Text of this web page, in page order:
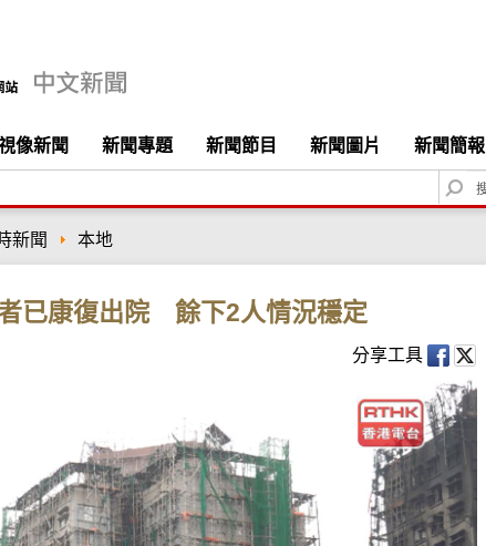
像新聞 新聞專題 新聞節目 新聞圖片 新聞簡報
S
e
c
新聞 本地
已康復出院 餘下2人情況穩定
分享工具